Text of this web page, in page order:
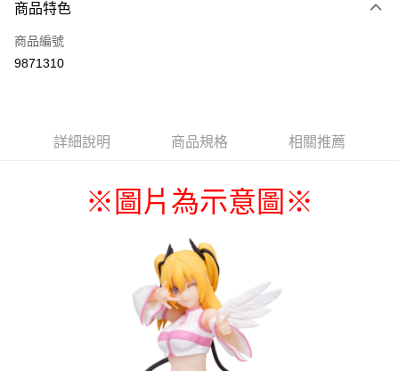
信用卡一次付款
超商取貨付款
每筆NT$65，滿NT$1,300(含以上)免運費
商品特色
商品編號
9871310
詳細說明 商品規格 相關推薦
※圖片為示意圖 ※